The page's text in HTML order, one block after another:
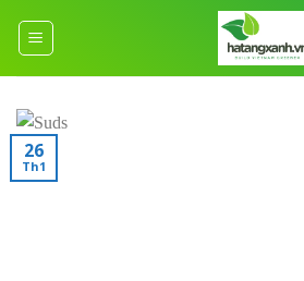
26
Th1